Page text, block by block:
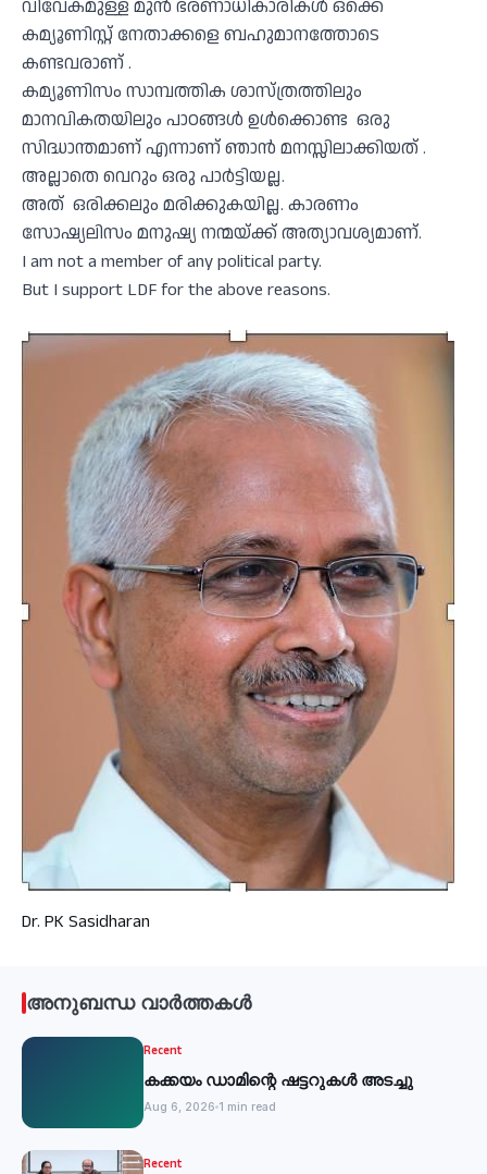
വിവേകമുള്ള മുൻ ഭരണാധികാരികൾ ഒക്കെ
കമ്യൂണിസ്റ്റ് നേതാക്കളെ ബഹുമാനത്തോടെ
കണ്ടവരാണ് .
കമ്യൂണിസം സാമ്പത്തിക ശാസ്ത്രത്തിലും
മാനവികതയിലും പാഠങ്ങൾ ഉൾക്കൊണ്ട ഒരു
സിദ്ധാന്തമാണ് എന്നാണ് ഞാൻ മനസ്സിലാക്കിയത് .
അല്ലാതെ വെറും ഒരു പാർട്ടിയല്ല.
അത് ഒരിക്കലും മരിക്കുകയില്ല. കാരണം
സോഷ്യലിസം മനുഷ്യ നന്മയ്ക്ക് അത്യാവശ്യമാണ്.
I am not a member of any political party.
But I support LDF for the above reasons.
Dr. PK Sasidharan
അനുബന്ധ വാർത്തകൾ
Recent
കക്കയം ഡാമിന്റെ ഷട്ടറുകള്‍ അടച്ചു
Aug 6, 2026 1 min read
Recent